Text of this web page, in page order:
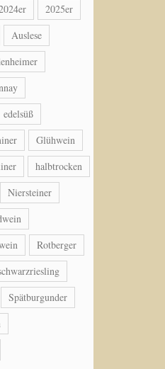
2025er
Auslese
edelsüß
Glühwein
halbtrocken
Niersteiner
Rotberger
Spätburgunder